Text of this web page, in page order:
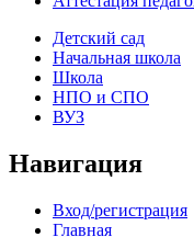
Детский сад
Начальная школа
Школа
НПО и СПО
ВУЗ
Навигация
Вход/регистрация
Главная